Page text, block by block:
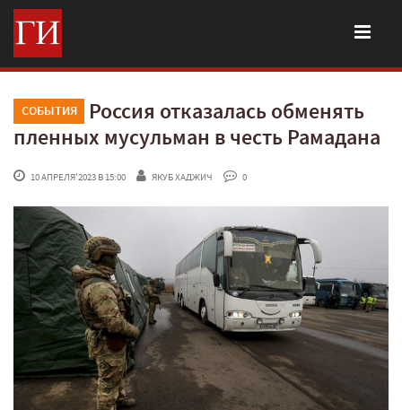
СОБЫТИЯ
Россия отказалась обменять
пленных мусульман в честь Рамадана
10 АПРЕЛЯ'2023 В 15:00 ЯКУБ ХАДЖИЧ 0